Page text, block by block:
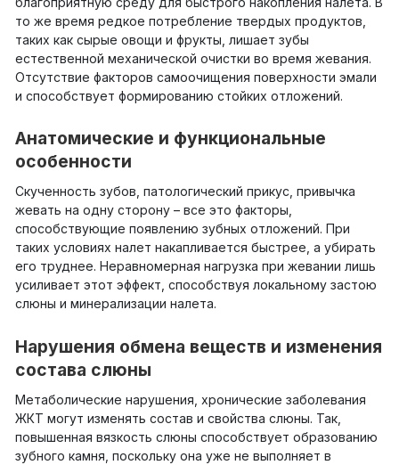
то же время редкое потребление твердых продуктов,
таких как сырые овощи и фрукты, лишает зубы
естественной механической очистки во время жевания.
Отсутствие факторов самоочищения поверхности эмали
и способствует формированию стойких отложений.
Анатомические и функциональные
особенности
Скученность зубов, патологический прикус, привычка
жевать на одну сторону – все это факторы,
способствующие появлению зубных отложений. При
таких условиях налет накапливается быстрее, а убирать
его труднее. Неравномерная нагрузка при жевании лишь
усиливает этот эффект, способствуя локальному застою
слюны и минерализации налета.
Нарушения обмена веществ и изменения
состава слюны
Метаболические нарушения, хронические заболевания
ЖКТ могут изменять состав и свойства слюны. Так,
повышенная вязкость слюны способствует образованию
зубного камня, поскольку она уже не выполняет в